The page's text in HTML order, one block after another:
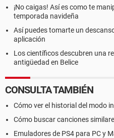
¡No caigas! Así es como te
temporada navideña
Así puedes tomarte un
aplicación
Los científicos descubren una
antigüedad en Belice
CONSULTA TAMBIÉN
Cómo ver el historial del modo
Cómo buscar canciones
Emuladores de PS4 para PC y